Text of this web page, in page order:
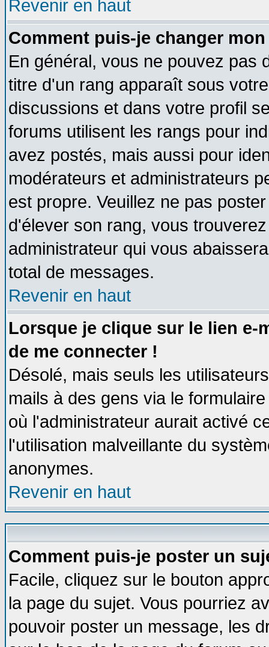
Revenir en haut
Comment puis-je changer
En général, vous ne pouvez pas
titre d'un rang apparaît sous
discussions et dans votre profil
forums utilisent les rangs pour
avez postés, mais aussi pour
modérateurs et administrateurs
est propre. Veuillez ne pas
d'élever son rang, vous
administrateur qui vous
total de messages.
Revenir en haut
Lorsque je clique sur le lien e-
de me connecter !
Désolé, mais seuls les
mails à des gens via le
où l'administrateur aurait activé
l'utilisation malveillante du
anonymes.
Revenir en haut
Comment puis-je poster un
Facile, cliquez sur le bouton
la page du sujet. Vous pourriez
pouvoir poster un message, les